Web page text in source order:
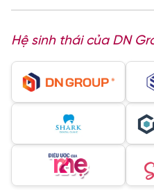
Hệ sinh thái của DN